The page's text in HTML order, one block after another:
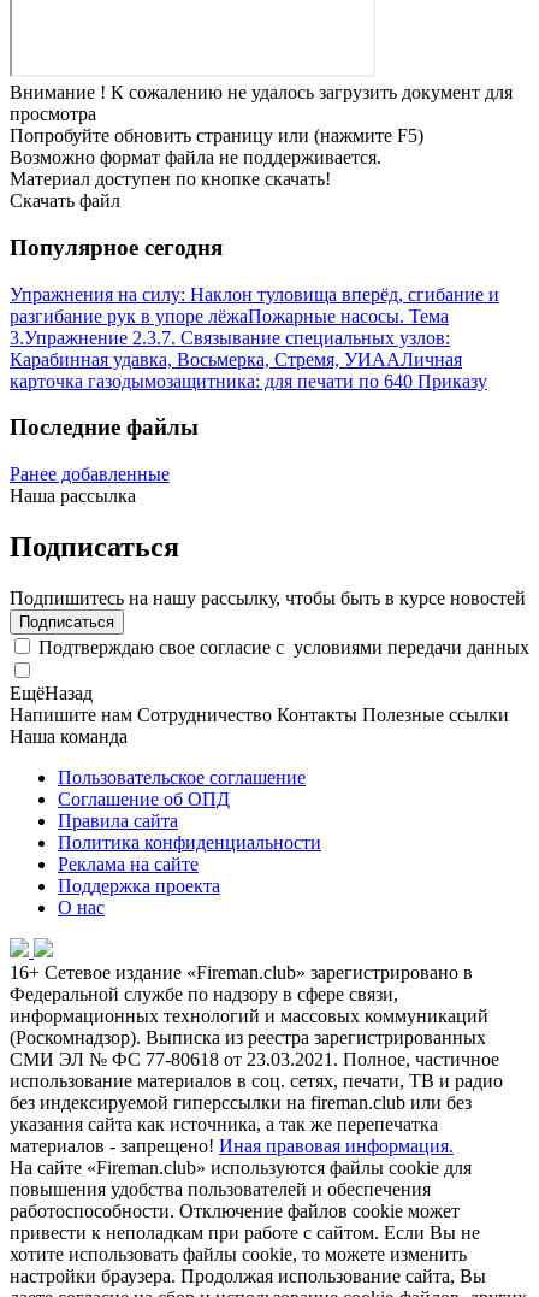
Внимание ! К сожалению не удалось загрузить документ для
просмотра
Попробуйте обновить страницу или (нажмите F5)
Возможно формат файла не поддерживается.
Материал доступен по кнопке скачать!
Скачать файл
Популярное сегодня
Упражнения на силу: Наклон туловища вперёд, сгибание и
разгибание рук в упоре лёжаПожарные насосы. Тема
3.Упражнение 2.3.7. Связывание специальных узлов:
Карабинная удавка, Восьмерка, Стремя, УИААЛичная
карточка газодымозащитника: для печати по 640 Приказу
Последние файлы
Ранее добавленные
Наша рассылка
Подписаться
Подпишитесь на нашу рассылку, чтобы быть в курсе новостей
Подписаться
Подтверждаю свое согласие с условиями передачи данных
ЕщёНазад
Напишите нам Сотрудничество Контакты Полезные ссылки
Наша команда
Пользовательское соглашение
Соглашение об ОПД
Правила сайта
Политика конфиденциальности
Реклама на сайте
Поддержка проекта
О нас
16+ Сетевое издание «Fireman.club» зарегистрировано в
Федеральной службе по надзору в сфере связи,
информационных технологий и массовых коммуникаций
(Роскомнадзор). Выписка из реестра зарегистрированных
СМИ ЭЛ № ФС 77-80618 от 23.03.2021. Полное, частичное
использование материалов в соц. сетях, печати, ТВ и радио
без индексируемой гиперссылки на fireman.club или без
указания сайта как источника, а так же перепечатка
материалов - запрещено! Иная правовая информация.
На сайте «Fireman.club» используются файлы cookie для
повышения удобства пользователей и обеспечения
работоспособности. Отключение файлов cookie может
привести к неполадкам при работе с сайтом. Если Вы не
хотите использовать файлы cookie, то можете изменить
настройки браузера. Продолжая использование сайта, Вы